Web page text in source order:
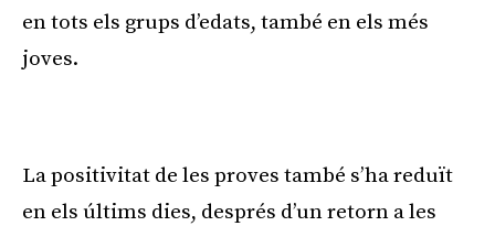
en tots els grups d’edats, també en els més
joves.
La positivitat de les proves també s’ha reduït
en els últims dies, després d’un retorn a les